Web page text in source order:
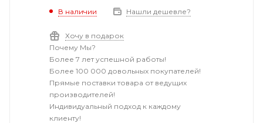
В наличии Нашли дешевле?
Хочу в подарок
Почему Мы?
Более 7 лет успешной работы!
Более 100 000 довольных покупателей!
Прямые поставки товара от ведущих
производителей!
Индивидуальный подход к каждому
клиенту!